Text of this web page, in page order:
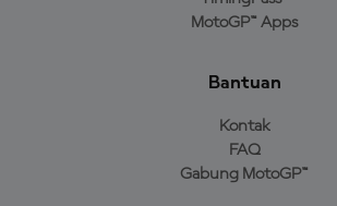
MotoGP™ Apps
Bantuan
Kontak
FAQ
Gabung MotoGP™